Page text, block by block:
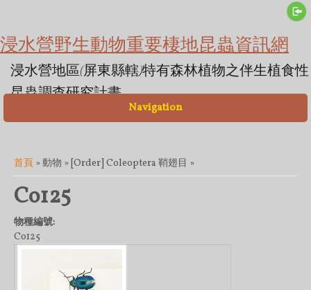
浸水營野生動物重要棲地昆蟲資訊網
浸水營地區(屏東縣轄)特有森林植物之伴生植食性
昆蟲調查研究計畫
Navigation
您在這裡
首頁 » 動物 » [Order] Coleoptera 鞘翅目 »
Co125
物種編號:
Co125